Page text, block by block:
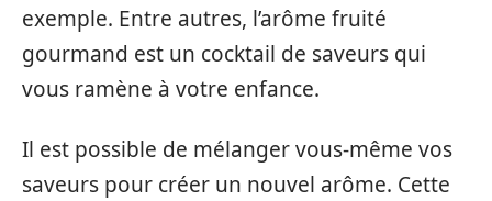
exemple. Entre autres, l’arôme fruité
gourmand est un cocktail de saveurs qui
vous ramène à votre enfance.
Il est possible de mélanger vous-même vos
saveurs pour créer un nouvel arôme. Cette